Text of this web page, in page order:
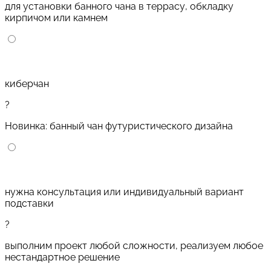
для установки банного чана в террасу, обкладку
кирпичом или камнем
киберчан
?
Новинка: банный чан футуристического дизайна
нужна консультация или индивидуальный вариант
подставки
?
выполним проект любой сложности, реализуем любое
нестандартное решение